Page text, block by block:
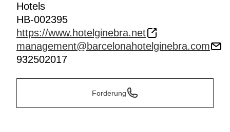
Hotels
HB-002395
https://www.hotelginebra.net
management@barcelonahotelginebra.com
932502017
Forderung